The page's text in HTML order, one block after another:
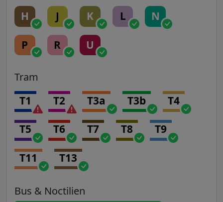
H J K L N
P R U
Tram
T1 T2 T3a T3b T4
T5 T6 T7 T8 T9
T11 T13
Bus & Noctilien